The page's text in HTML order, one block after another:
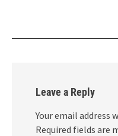
Leave a Reply
Your email address
Required fields are